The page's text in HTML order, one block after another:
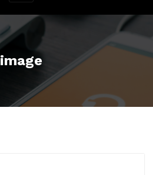
image